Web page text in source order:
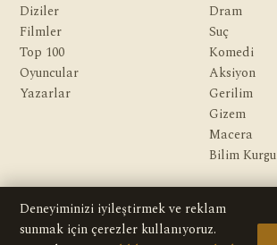
Diziler
Filmler
Top 100
Oyuncular
Yazarlar
Dram
Suç
Komedi
Aksiyon
Gerilim
Gizem
Macera
Bilim
Hakkımızda
Editoryal İlkeler
Deneyiminizi iyileştirmek ve reklam
sunmak için çerezler kullanıyoruz.